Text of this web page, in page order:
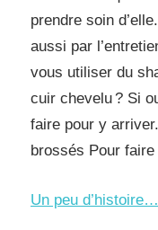
prendre soin
aussi par
vous utiliser du
cuir chevelu ? Si
faire pour y
brossés Pour
Un peu d’histoire…